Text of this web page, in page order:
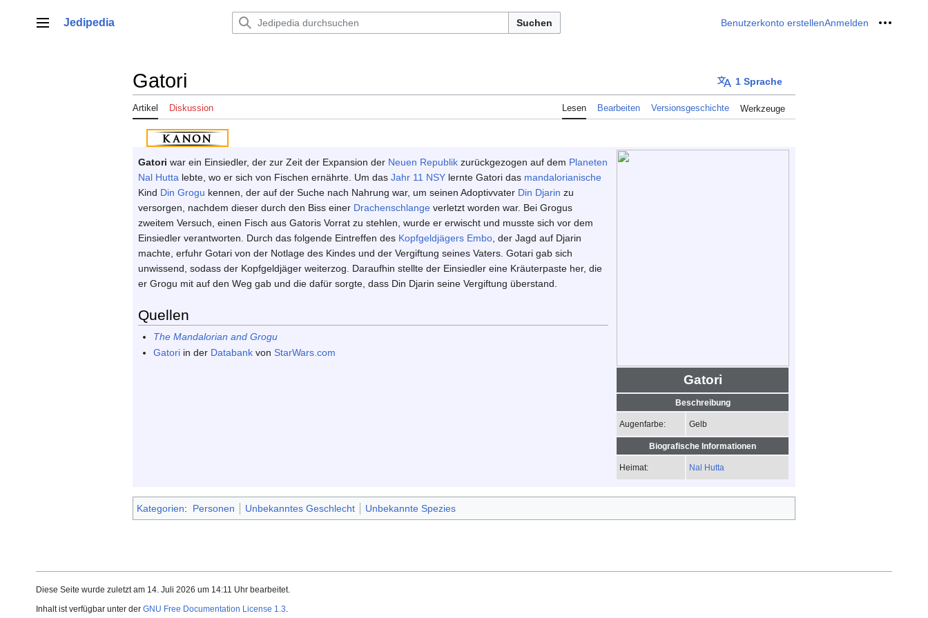
springenHauptmenü
Jedipedia Suchen Benutzerkonto erstellenAnmelden Meine
Gatori 1 Sprache
Artikel Diskussion Lesen Bearbeiten Versionsgeschichte Werkzeuge
Gatori
Beschreibung
Augenfarbe: Gelb
Biografische Informationen
Heimat: Nal Hutta
Gatori war ein Einsiedler, der zur Zeit der Expansion der Neuen Republik zurückgezogen auf dem Planeten
Nal Hutta lebte, wo er sich von Fischen ernährte. Um das Jahr 11 NSY lernte Gatori das mandalorianische
Kind Din Grogu kennen, der auf der Suche nach Nahrung war, um seinen Adoptivvater Din Djarin zu
versorgen, nachdem dieser durch den Biss einer Drachenschlange verletzt worden war. Bei Grogus
zweitem Versuch, einen Fisch aus Gatoris Vorrat zu stehlen, wurde er erwischt und musste sich vor dem
Einsiedler verantworten. Durch das folgende Eintreffen des Kopfgeldjägers Embo , der Jagd auf Djarin
machte, erfuhr Gotari von der Notlage des Kindes und der Vergiftung seines Vaters. Gotari gab sich
unwissend, sodass der Kopfgeldjäger weiterzog. Daraufhin stellte der Einsiedler eine Kräuterpaste her, die
er Grogu mit auf den Weg gab und die dafür sorgte, dass Din Djarin seine Vergiftung überstand.
Quellen
The Mandalorian and Grogu
Gatori in der Databank von StarWars.com
Kategorien: Personen Unbekanntes Geschlecht Unbekannte Spezies
Diese Seite wurde zuletzt am 14. Juli 2026 um 14:11 Uhr bearbeitet.
Inhalt ist verfügbar unter der GNU Free Documentation License 1.3